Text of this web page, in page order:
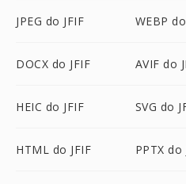
JPEG do JFIF WEBP
DOCX do JFIF AVIF do
HEIC do JFIF SVG do
HTML do JFIF PPTX do